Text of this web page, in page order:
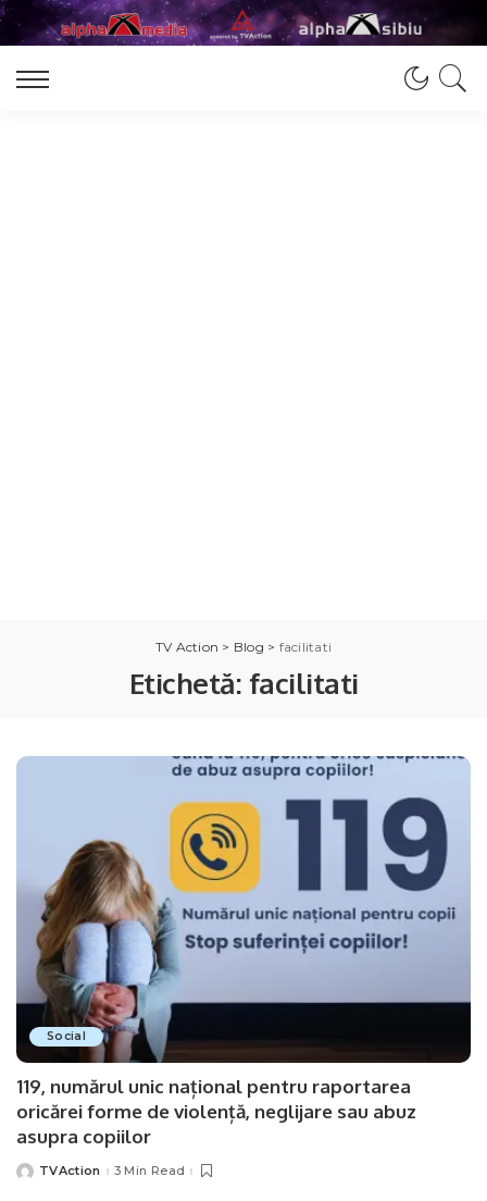
TV Action > Blog > facilitati
Etichetă: facilitati
Social
119, numărul unic național pentru raportarea
oricărei forme de violență, neglijare sau abuz
asupra copiilor
PostedTVAction 3 Min Read